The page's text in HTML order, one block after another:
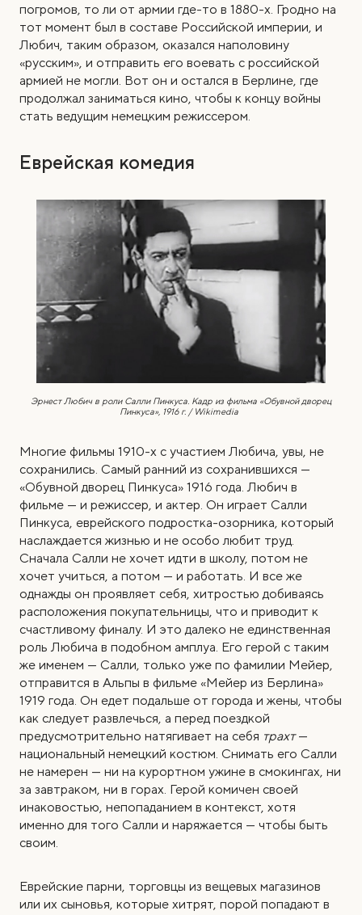
погромов, то ли от армии где-то в 1880-х. Гродно на
тот момент был в составе Российской империи, и
Любич, таким образом, оказался наполовину
«русским», и отправить его воевать с российской
армией не могли. Вот он и остался в Берлине, где
продолжал заниматься кино, чтобы к концу войны
стать ведущим немецким режиссером.
Еврейская комедия
Эрнест Любич в роли Салли Пинкуса. Кадр из фильма «Обувной дворец
Пинкуса», 1916 г. / Wikimedia
Многие фильмы 1910-х с участием Любича, увы, не
сохранились. Самый ранний из сохранившихся —
«Обувной дворец Пинкуса» 1916 года. Любич в
фильме — и режиссер, и актер. Он играет Салли
Пинкуса, еврейского подростка-озорника, который
наслаждается жизнью и не особо любит труд.
Сначала Салли не хочет идти в школу, потом не
хочет учиться, а потом — и работать. И все же
однажды он проявляет себя, хитростью добиваясь
расположения покупательницы, что и приводит к
счастливому финалу. И это далеко не единственная
роль Любича в подобном амплуа. Его герой с таким
же именем — Салли, только уже по фамилии Мейер,
отправится в Альпы в фильме «Мейер из Берлина»
1919 года. Он едет подальше от города и жены, чтобы
как следует развлечься, а перед поездкой
предусмотрительно натягивает на себя трахт—
национальный немецкий костюм. Снимать его Салли
не намерен — ни на курортном ужине в смокингах, ни
за завтраком, ни в горах. Герой комичен своей
инаковостью, непопаданием в контекст, хотя
именно для того Салли и наряжается — чтобы быть
своим.
Еврейские парни, торговцы из вещевых магазинов
или их сыновья, которые хитрят, порой попадают в